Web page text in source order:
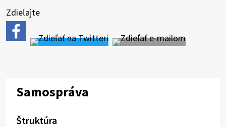
Zdieľajte
Samospráva
Štruktúra